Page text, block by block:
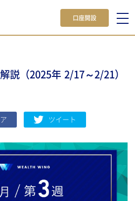
口座開設
説（2025年 2/17～2/21）
ツイート